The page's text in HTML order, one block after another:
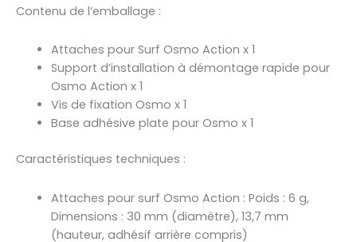
Contenu de l’emballage :
Attaches pour Surf Osmo Action x 1
Support d’installation à démontage rapide pour
Osmo Action x 1
Vis de fixation Osmo x 1
Base adhésive plate pour Osmo x 1
Caractéristiques techniques :
Attaches pour surf Osmo Action : Poids : 6 g,
Dimensions : 30 mm (diamètre), 13,7 mm
(hauteur, adhésif arrière compris)